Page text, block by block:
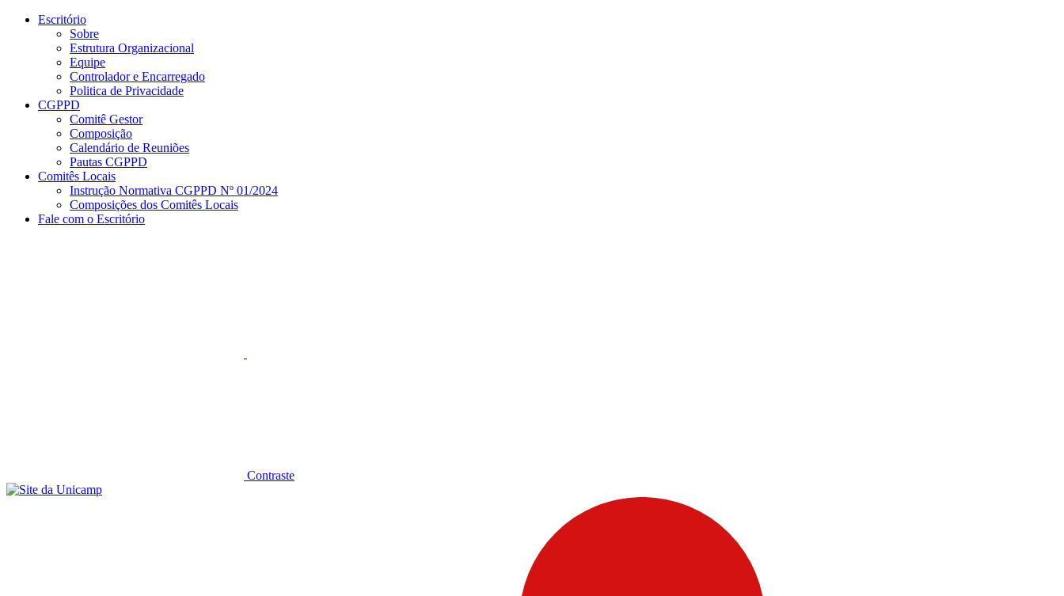
Conteúdo principal
Escritório
Sobre
Estrutura Organizacional
Equipe
Controlador e Encarregado
Politica de Privacidade
CGPPD
Comitê Gestor
Composição
Calendário de Reuniões
Pautas CGPPD
Comitês Locais
Instrução Normativa CGPPD Nº 01/2024
Composições dos Comitês Locais
Fale com o Escritório
Contraste